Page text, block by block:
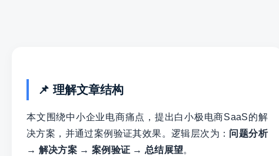
📌 理解文章结构
本文围绕中小企业电商痛点，提出白小极电商SaaS的解
决方案，并通过案例验证其效果。逻辑层次为： 问题分析
→ 解决方案 → 案例验证 → 总结展望。